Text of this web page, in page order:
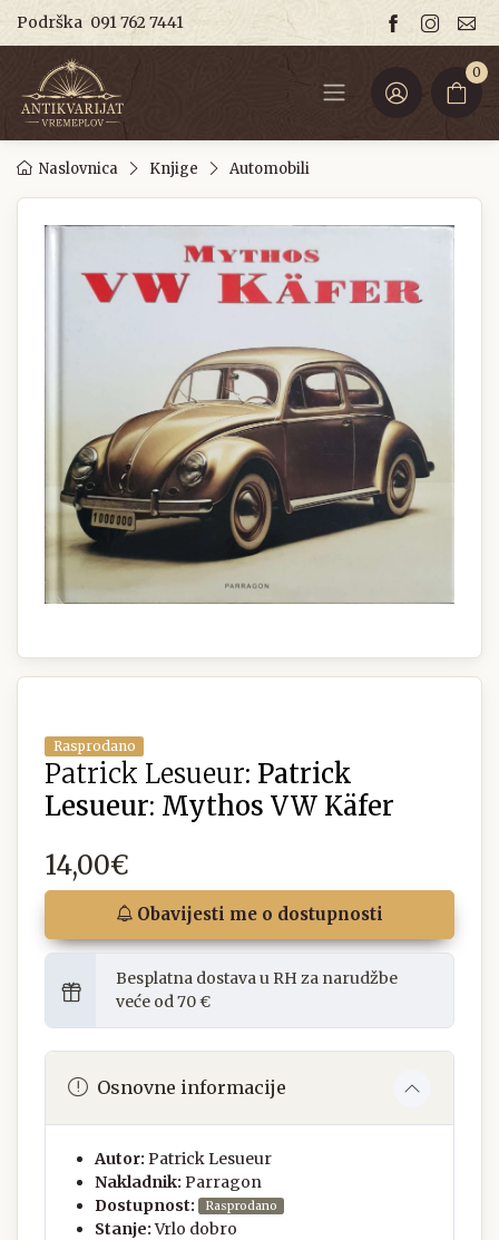
Podrška 091 762 7441
0
Naslovnica Knjige Automobili
Rasprodano
Patrick Lesueur: Patrick
Lesueur: Mythos VW Käfer
14,00€
Obavijesti me o dostupnosti
Besplatna dostava u RH za narudžbe
veće od 70 €
Osnovne informacije
Autor: Patrick Lesueur
Nakladnik: Parragon
Dostupnost:
Rasprodano
Stanje:Vrlo dobro